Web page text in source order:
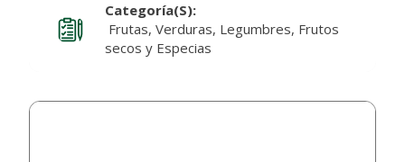
Categoría(s):
Frutas, Verduras, Legumbres, Frutos
secos y Especias